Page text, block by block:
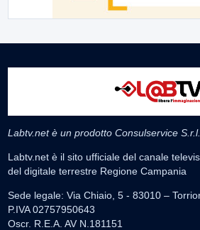
Labtv.net è un prodotto Consulservice S.r.l.
Labtv.net è il sito ufficiale del canale
del digitale terrestre Regione Campania
Sede legale: Via Chiaio, 5 - 83010 –
P.IVA 02757950643
Oscr. R.E.A. AV N.181151